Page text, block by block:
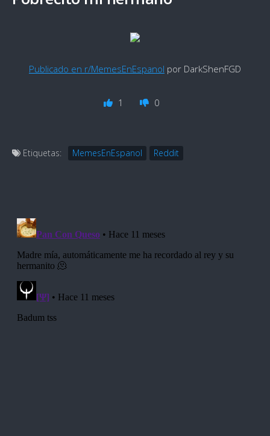
Publicado en r/MemesEnEspanol por DarkShenFGD
1 0
Etiquetas: MemesEnEspanol Reddit